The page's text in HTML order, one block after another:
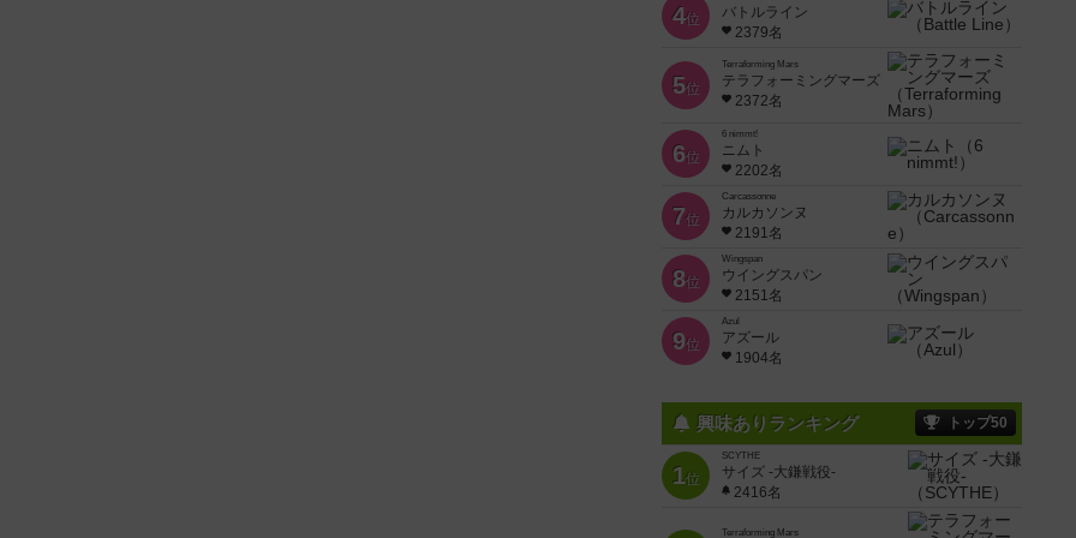
4位
バトルライン
2379名
5位
Terraforming Mars
テラフォーミングマーズ
2372名
6位
6 nimmt!
ニムト
2202名
7位
Carcassonne
カルカソンヌ
2191名
8位
Wingspan
ウイングスパン
2151名
9位
Azul
アズール
1904名
興味ありランキング トップ50
1位
SCYTHE
サイズ -大鎌戦役-
2416名
Terraforming Mars